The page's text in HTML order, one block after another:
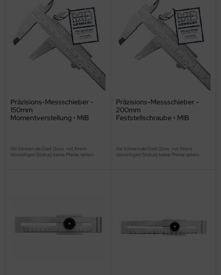
Präzisions-Messschieber -
150mm
Momentverstellung • MIB
Sie können als Gast (bzw. mit Ihrem
derzeitigen Status) keine Preise sehen.
Präzisions-Messschieber -
200mm
Feststellschraube • MIB
Sie können als Gast (bzw. mit Ihrem
derzeitigen Status) keine Preise sehen.